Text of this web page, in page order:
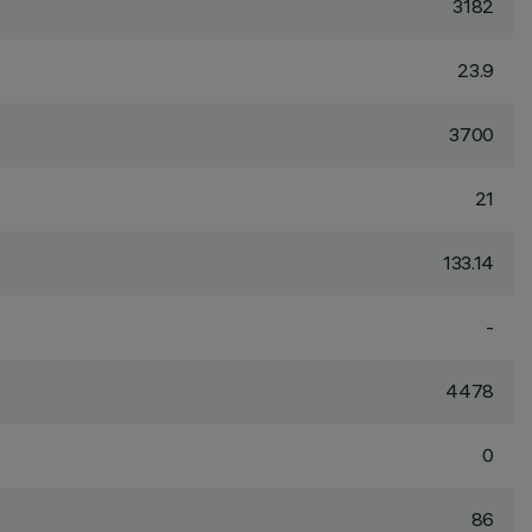
3182
23.9
3700
21
133.14
-
4478
0
86